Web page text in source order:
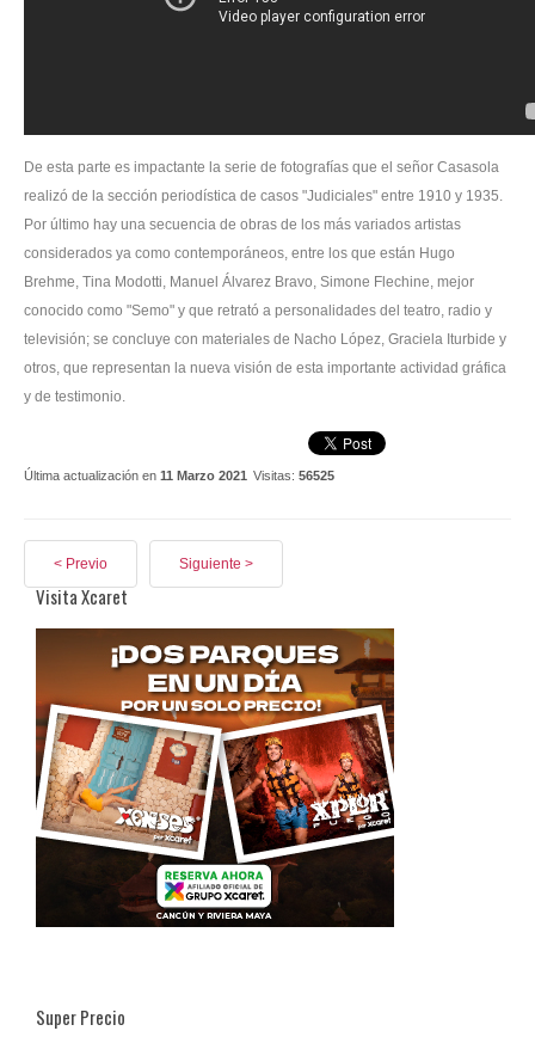
De esta parte es impactante la serie de fotografías que el señor Casasola
realizó de la sección periodística de casos "Judiciales" entre 1910 y 1935.
Por último hay una secuencia de obras de los más variados artistas
considerados ya como contemporáneos, entre los que están Hugo
Brehme, Tina Modotti, Manuel Álvarez Bravo, Simone Flechine, mejor
conocido como "Semo" y que retrató a personalidades del teatro, radio y
televisión; se concluye con materiales de Nacho López, Graciela Iturbide y
otros, que representan la nueva visión de esta importante actividad gráfica
y de testimonio.
Última actualización en 11 Marzo 2021 Visitas: 56525
< Previo Siguiente >
Visita Xcaret
Super Precio